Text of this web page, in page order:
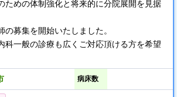
ための体制強化と将来的に分院展開を見据
募集を開始いたしました。
科一般の診療も広くご対応頂ける方を希望
するために勤務時間は3パターンございま
病床数